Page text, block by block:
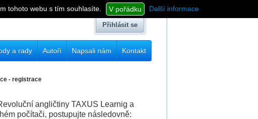
Přihlásit se
a rady Autoři Napsali nám Kontakt
- registrace
angličtiny TAXUS Learnig a
počítači, postupujte následovně:
tohoto webu s tím souhlasíte. V pořádku Další informace